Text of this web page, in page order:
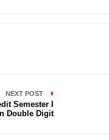
NEXT POST
Semester I
Double Digit